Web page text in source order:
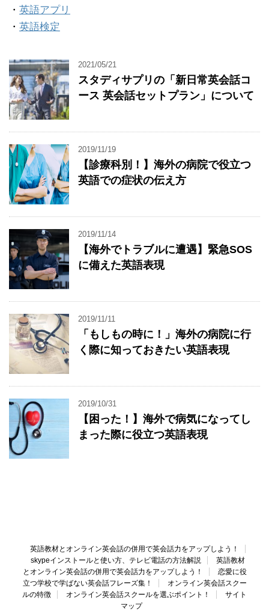
・ 英語アプリ
・ 英語検定
2021/05/21
スタディサプリの「新日常英会話コ
ース 英会話セットプラン」について
2019/11/19
【診療科別！】海外の病院で役立つ
英語での症状の伝え方
2019/11/14
【海外でトラブルに遭遇】緊急SOS
に備えた英語表現
2019/11/11
「もしもの時に！」海外の病院に行
く際に知っておきたい英語表現
2019/10/31
【困った！】海外で病気になってし
まった際に役立つ英語表現
英語教材とオンライン英会話の併用で英会話力をアップしよう！
skypeインストールと使い方、テレビ電話の方法解説
英語教材
とオンライン英会話の併用で英会話力をアップしよう！
恋愛に役
立つ学校で学ばない英会話フレーズ集！
オンライン英会話スクー
ルの特徴
オンライン英会話スクールを選ぶポイント！
サイト
マップ